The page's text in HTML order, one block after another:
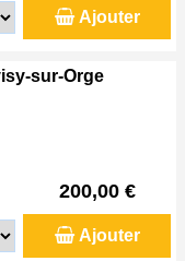
Ajouter
sur-Orge
200,00 €
Ajouter